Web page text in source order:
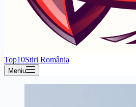
Top10Stiri România
Meniu